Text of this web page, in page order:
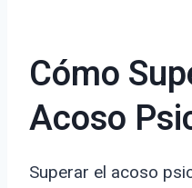
Cómo
Acoso
Superar el acoso